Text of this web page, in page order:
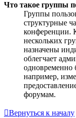
Что такое группы
Группы
структурные
конференции.
нескольких
назначены
облегчает
одновременно
например,
форумам.
Вернуться к началу